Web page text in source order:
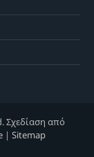
Σχεδίαση από
| Sitemap